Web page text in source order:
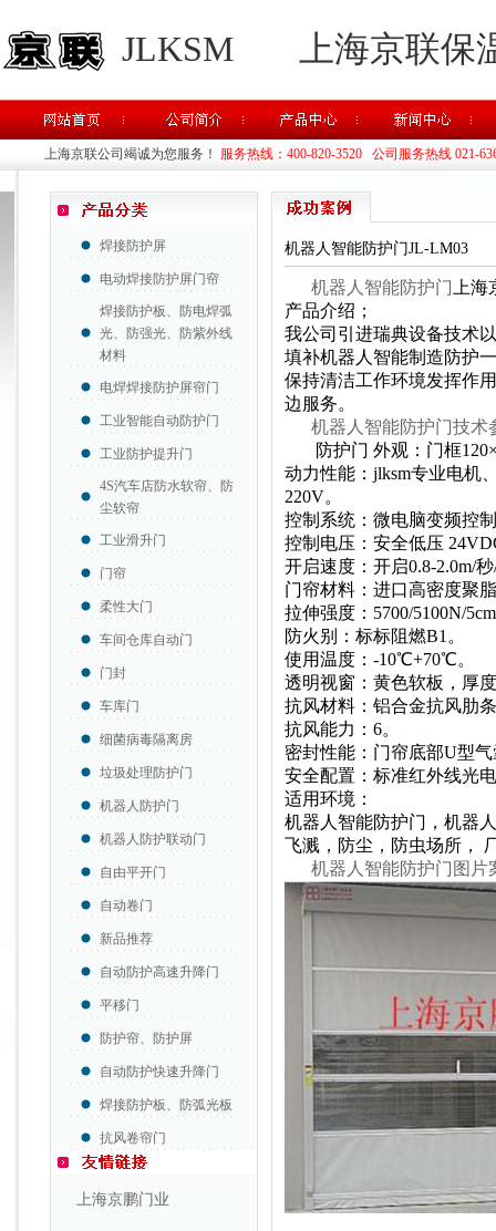
JLKSM 上海京联
上海京联公司竭诚为您服务！ 服务热线：400-820-3520 公司服务热线 021-
焊接防护屏
电动焊接防护屏门帘
焊接防护板、防电焊弧
光、防强光、防紫外线
材料
电焊焊接防护屏帘门
工业智能自动防护门
工业防护提升门
4S汽车店防水软帘、防
尘软帘
工业滑升门
门帘
柔性大门
车间仓库自动门
门封
车库门
细菌病毒隔离房
垃圾处理防护门
机器人防护门
机器人防护联动门
自由平开门
自动卷门
新品推荐
自动防护高速升降门
平移门
防护帘、防护屏
自动防护快速升降门
焊接防护板、防弧光板
抗风卷帘门
上海京鹏门业
机器人智能防护门JL-LM03
机器人智能防护门 上
产品介绍；
我公司引进瑞典设备技术
填补机器人智能制造防护
保持清洁工作环境发挥作
边服务。
机器人智能防护门技术
防护门 外观：门框
动力性能：jlksm专业电机
220V。
控制系统：微电脑变频控
控制电压：安全低压
开启速度：开启0.8-2.0m/
门帘材料：进口高密度聚
拉伸强度：5700/5100N/
防火别：标标阻燃B1。
使用温度：-10℃+70℃。
透明视窗：黄色软板，厚
抗风材料：铝合金抗风肋
抗风能力：6。
密封性能：门帘底部U型
安全配置：标准红外线光
适用环境：
机器人智能防护门，机器
飞溅，防尘，防虫场所，
机器人智能防护门图片